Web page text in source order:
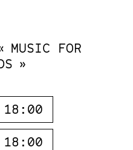
MUSIC FOR
»
18:00
18:00